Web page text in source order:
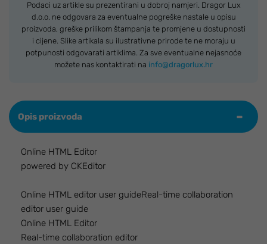
Podaci uz artikle su prezentirani u dobroj namjeri. Dragor Lux
d.o.o. ne odgovara za eventualne pogreške nastale u opisu
proizvoda, greške prilikom štampanja te promjene u dostupnosti
i cijene. Slike artikala su ilustrativne prirode te ne moraju u
potpunosti odgovarati artiklima. Za sve eventualne nejasnoće
možete nas kontaktirati na info@dragorlux.hr
Opis proizvoda
Online HTML Editor
powered by CKEditor
Online HTML editor user guideReal-time collaboration
editor user guide
Online HTML Editor
Real-time collaboration editor